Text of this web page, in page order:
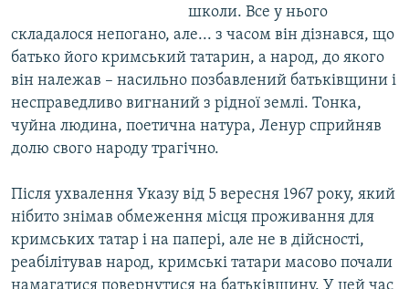
школи. Все у нього
складалося непогано, але... з часом він дізнався, що
батько його кримський татарин, а народ, до якого
він належав – насильно позбавлений батьківщини і
несправедливо вигнаний з рідної землі. Тонка,
чуйна людина, поетична натура, Ленур сприйняв
долю свого народу трагічно.
Після ухвалення Указу від 5 вересня 1967 року, який
нібито знімав обмеження місця проживання для
кримських татар і на папері, але не в дійсності,
реабілітував народ, кримські татари масово почали